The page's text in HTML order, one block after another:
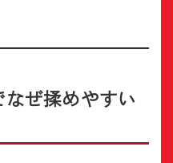
なぜ揉めやすい